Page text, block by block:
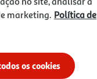
preparação
marketing. Política de
os cookies